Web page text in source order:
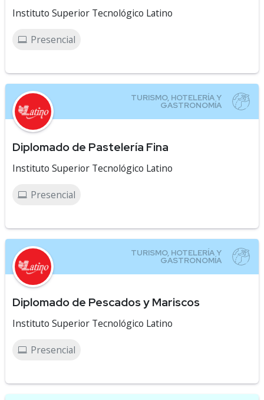
Instituto Superior Tecnológico Latino
Presencial
Diplomado de Pastelería Fina
Instituto Superior Tecnológico Latino
Presencial
Diplomado de Pescados y Mariscos
Instituto Superior Tecnológico Latino
Presencial